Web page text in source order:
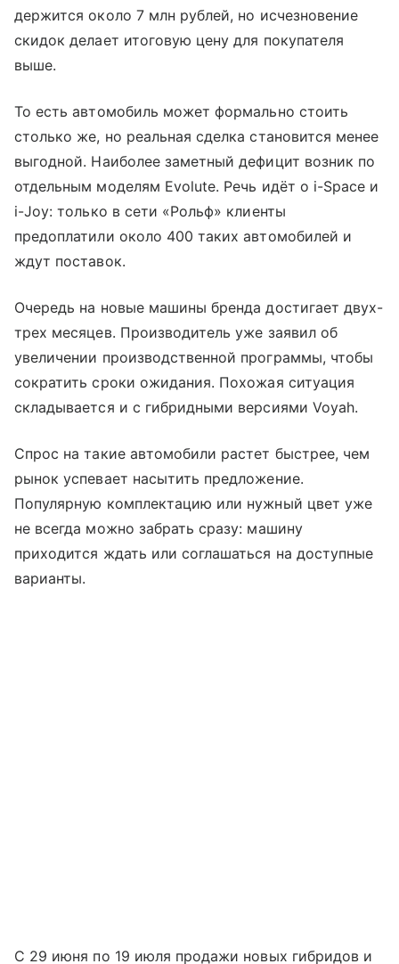
держится около 7 млн рублей, но исчезновение
скидок делает итоговую цену для покупателя
выше.
То есть автомобиль может формально стоить
столько же, но реальная сделка становится менее
выгодной. Наиболее заметный дефицит возник по
отдельным моделям Evolute. Речь идёт о i-Space и
i-Joy: только в сети «Рольф» клиенты
предоплатили около 400 таких автомобилей и
ждут поставок.
Очередь на новые машины бренда достигает двух-
трех месяцев. Производитель уже заявил об
увеличении производственной программы, чтобы
сократить сроки ожидания. Похожая ситуация
складывается и с гибридными версиями Voyah.
Спрос на такие автомобили растет быстрее, чем
рынок успевает насытить предложение.
Популярную комплектацию или нужный цвет уже
не всегда можно забрать сразу: машину
приходится ждать или соглашаться на доступные
варианты.
С 29 июня по 19 июля продажи новых гибридов и